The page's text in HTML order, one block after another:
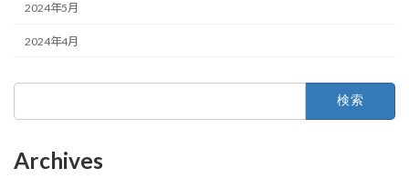
2024年5月
2024年4月
Archives